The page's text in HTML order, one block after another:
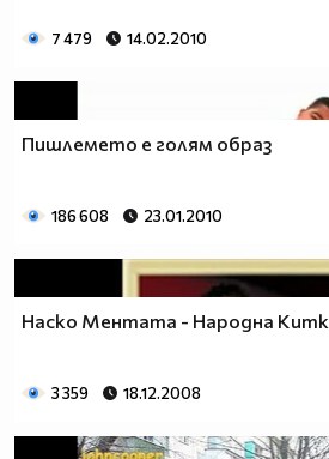
7 479 14.02.2010
Пишлемето е голям образ
186 608 23.01.2010
Наско Ментата - Народна
3 359 18.12.2008